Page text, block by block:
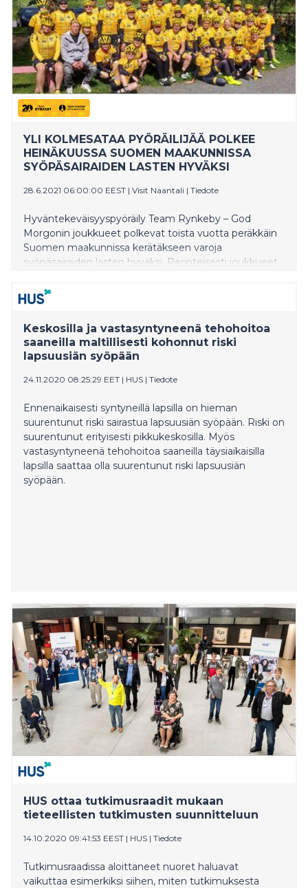
tuetaan paikallisia matkailu- ja ravintolayrittäjiä.
Pyöräilijöitä Suomen Team Rynkeby – God Morgon –
joukkueissa on yli kolmesataa, joista suurin osa
osallistuu kotimaan Tour de Finlandille.
YLI KOLMESATAA PYÖRÄILIJÄÄ POLKEE
HEINÄKUUSSA SUOMEN MAAKUNNISSA
SYÖPÄSAIRAIDEN LASTEN HYVÄKSI
28.6.2021 06:00:00 EEST | Visit Naantali | Tiedote
Hyväntekeväisyyspyöräily Team Rynkeby – God
Morgonin joukkueet polkevat toista vuotta peräkkäin
Suomen maakunnissa kerätäkseen varoja
syöpäsairaiden lasten hyväksi. Perinteisesti joukkueet
koronaviruksen aiheuttaman pandemian takia
Suomen eri kaupunkien joukkueet tekevät nyt omat
polkevat itse suunnittelemansa reitin, jonka varrella
tuetaan paikallisia matkailu- ja ravintolayrittäjiä.
Pyöräilijöitä Suomen Team Rynkeby – God Morgon –
joukkueissa on yli kolmesataa, joista suurin osa
Keskosilla ja vastasyntyneenä tehohoitoa
saaneilla maltillisesti kohonnut riski
lapsuusiän syöpään
24.11.2020 08:25:29 EET | HUS | Tiedote
Ennenaikaisesti syntyneillä lapsilla on hieman
suurentunut riski sairastua lapsuusiän syöpään. Riski on
suurentunut erityisesti pikkukeskosilla. Myös
vastasyntyneenä tehohoitoa saaneilla täysiaikaisilla
lapsilla saattaa olla suurentunut riski lapsuusiän
syöpään.
HUS ottaa tutkimusraadit mukaan
tieteellisten tutkimusten suunnitteluun
14.10.2020 09:41:53 EEST | HUS | Tiedote
Tutkimusraadissa aloittaneet nuoret haluavat
vaikuttaa esimerkiksi siihen, miten tutkimuksesta